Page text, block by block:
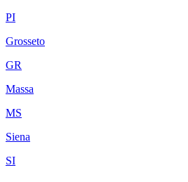
PI
Grosseto
GR
Massa
MS
Siena
SI